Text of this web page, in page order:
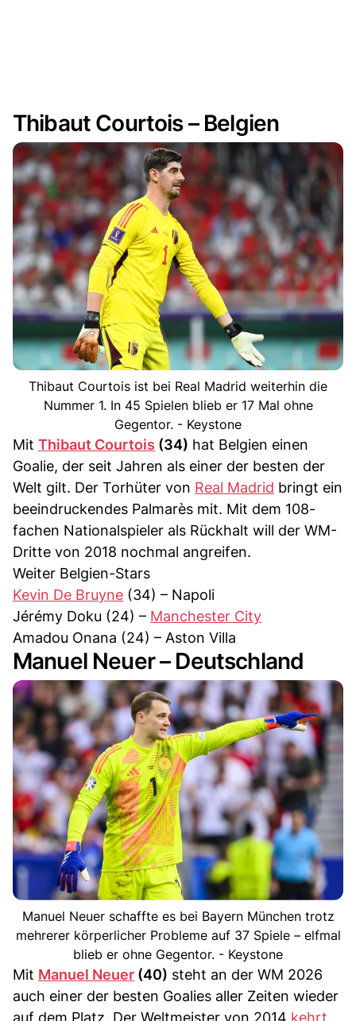
Thibaut Courtois – Belgien
Thibaut Courtois ist bei Real Madrid weiterhin die
Nummer 1. In 45 Spielen blieb er 17 Mal ohne
Gegentor. - Keystone
Mit Thibaut Courtois (34) hat Belgien einen
Goalie, der seit Jahren als einer der besten der
Welt gilt. Der Torhüter von Real Madrid bringt ein
beeindruckendes Palmarès mit. Mit dem 108-
fachen Nationalspieler als Rückhalt will der WM-
Dritte von 2018 nochmal angreifen.
Weiter Belgien-Stars
Kevin De Bruyne (34) – Napoli
Jérémy Doku (24) – Manchester City
Amadou Onana (24) – Aston Villa
Manuel Neuer – Deutschland
Manuel Neuer schaffte es bei Bayern München trotz
mehrerer körperlicher Probleme auf 37 Spiele – elfmal
blieb er ohne Gegentor. - Keystone
Mit Manuel Neuer (40) steht an der WM 2026
auch einer der besten Goalies aller Zeiten wieder
auf dem Platz. Der Weltmeister von 2014 kehrt